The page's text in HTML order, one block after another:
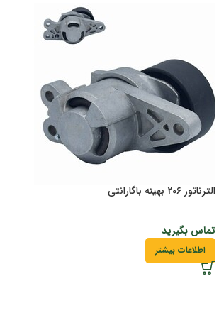
الترناتور 206 بهینه باگارانتی
تماس بگیرید
اطلاعات بیشتر